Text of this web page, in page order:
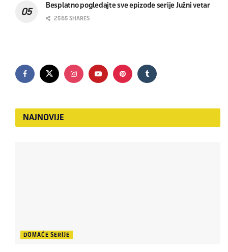
Besplatno pogledajte sve epizode serije Južni vetar
2565 SHARES
NAJNOVIJE
DOMAĆE SERIJE